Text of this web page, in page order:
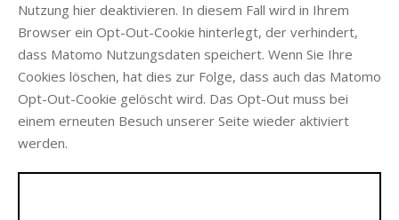
Nut­zung hier deak­ti­vie­ren. In die­sem Fall wird in Ihrem
Brow­ser ein Opt-Out-Coo­kie hin­ter­legt, der ver­hin­dert,
dass Mato­mo Nut­zungs­da­ten spei­chert. Wenn Sie Ihre
Coo­kies löschen, hat dies zur Fol­ge, dass auch das Mato­mo
Opt-Out-Coo­kie gelöscht wird. Das Opt-Out muss bei
einem erneu­ten Besuch unse­rer Sei­te wie­der akti­viert
werden.